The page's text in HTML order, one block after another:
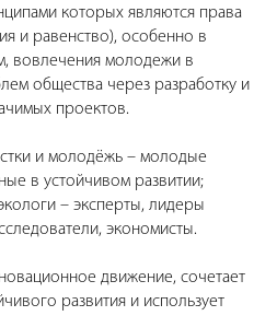
которых являются права
и равенство), особенно в
вовлечения молодежи в
общества через разработку и
проектов.
и молодёжь – молодые
в устойчивом развитии;
– эксперты, лидеры
экономисты.
движение, сочетает
развития и использует